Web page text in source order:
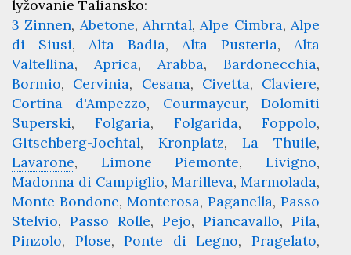
lyžovanie Taliansko:
3 Zinnen Abetone Ahrntal Alpe Cimbra Alpe
di Siusi
Alta Badia Alta Pusteria
Alta
Valtellina
Aprica Arabba
Bardonecchia
Bormio
Cervinia Cesana Civetta
Claviere
Cortina d'Ampezzo
Courmayeur
Dolomiti
Superski
Folgaria Folgarida
Foppolo
Gitschberg-Jochtal
Kronplatz
La Thuile
Lavarone
Limone Piemonte
Livigno
Madonna di Campiglio Marilleva Marmolada
Monte Bondone Monterosa Paganella Passo
Stelvio
Passo Rolle Pejo Piancavallo
Pila
Pinzolo
Plose Ponte di Legno
Pragelato